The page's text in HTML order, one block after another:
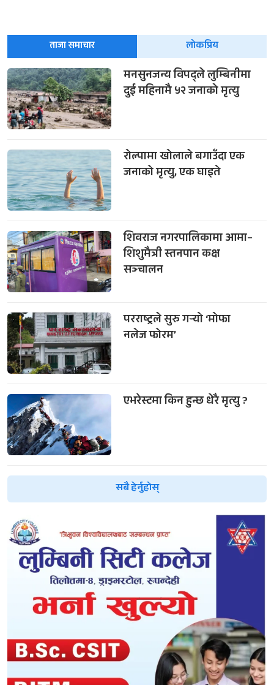
ताजा समाचार लोकप्रिय
मनसुनजन्य विपद्ले लुम्बिनीमा
दुई महिनामै ५२ जनाको मृत्यु
रोल्पामा खोलाले बगाउँदा एक
जनाको मृत्यु, एक घाइते
शिवराज नगरपालिकामा आमा–
शिशुमैत्री स्तनपान कक्ष
सञ्चालन
परराष्ट्रले सुरु गर्‍यो ‘मोफा
नलेज फोरम’
एभरेस्टमा किन हुन्छ धेरै मृत्यु ?
सबै हेर्नुहोस्